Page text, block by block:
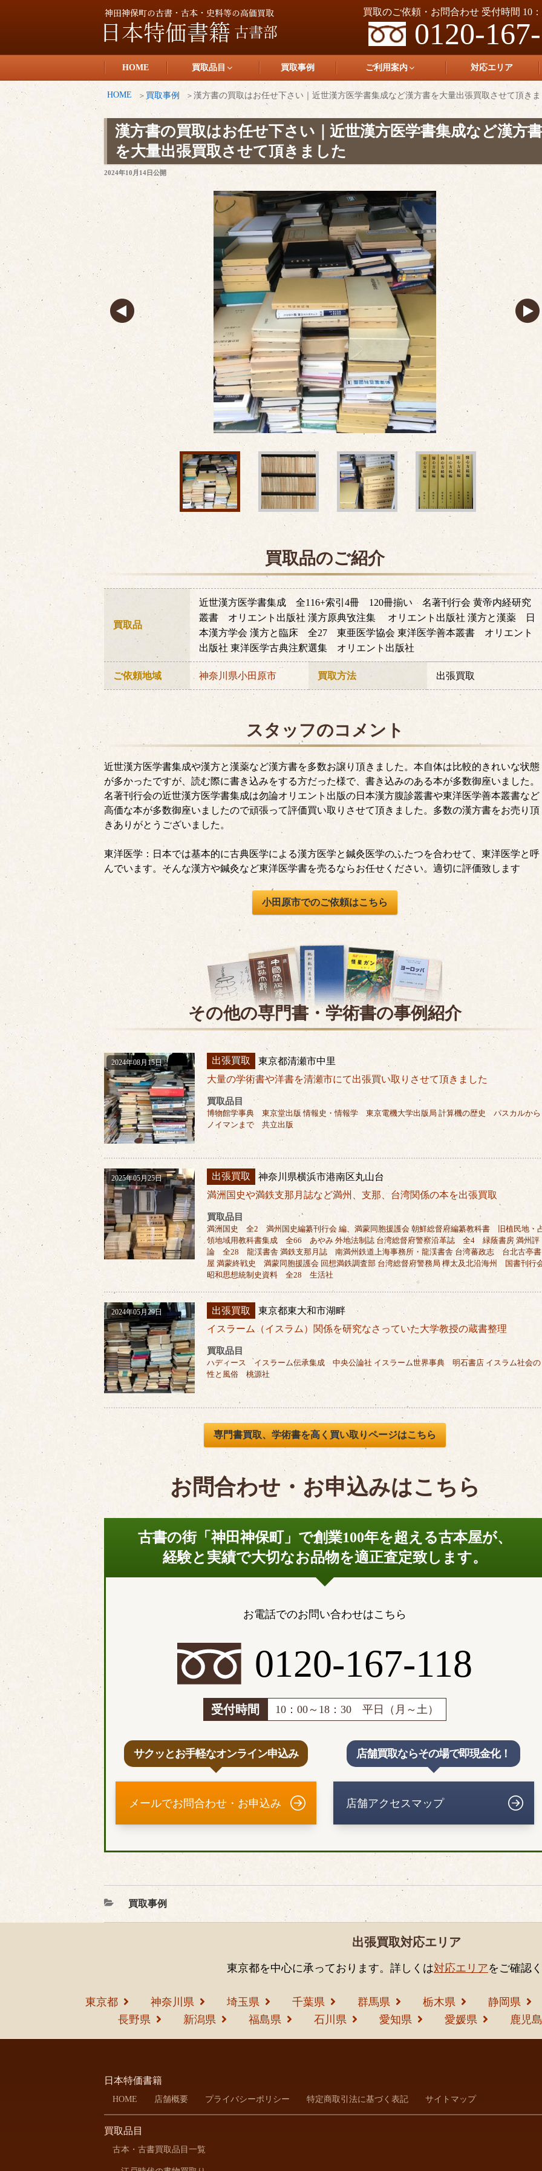
買取のご依頼・お問合わせ 受付時間 10
0120-
日本特価書籍
HOME 買取品目 買取事例 ご利用案内 対応エリア
HOME 買取事例 漢方書の買取はお任せ下さい｜近世漢方医学書集成など漢方書を大量出張買取させて頂き
漢方書の買取はお任せ下さい｜近世漢方医学書集成など漢方書
を大量出張買取させて頂きました
投
2024年10月14日公開
買取品のご紹介
買取品
近世漢方医学書集成 全116+索引4冊 120冊揃い 名著刊行会 黄帝内経研究
叢書 オリエント出版社 漢方原典攷注集 オリエント出版社 漢方と漢薬 日
本漢方学会 漢方と臨床 全27 東亜医学協会 東洋医学善本叢書 オリエント
出版社 東洋医学古典注釈選集 オリエント出版社
ご依頼地域 神奈川県小田原市 買取方法 出張買取
スタッフのコメント
近世漢方医学書集成や漢方と漢薬など漢方書を多数お譲り頂きました。本自体は比較的きれいな状態
が多かったですが、読む際に書き込みをする方だった様で、書き込みのある本が多数御座いました。
名著刊行会の近世漢方医学書集成は勿論オリエント出版の日本漢方腹診叢書や東洋医学善本叢書など
高価な本が多数御座いましたので頑張って評価買い取りさせて頂きました。多数の漢方書をお売り頂
きありがとうございました。
東洋医学： 日本では基本的に古典医学による漢方医学と鍼灸医学のふたつを合わせて、東洋医学と呼
んでいます。そんな漢方や鍼灸など東洋医学書を売るならお任せください。適切に評価致します
小田原市でのご依頼はこちら
その他の専門書・学術書の事例紹介
2024年08月15日 出張買取
東京都清瀬市中里
大量の学術書や洋書を清瀬市にて出張買い取りさせて頂きました
買取品目
博物館学事典 東京堂出版 情報史・情報学 東京電機大学出版局 計算機の歴史 パスカルから
ノイマンまで 共立出版
2025年05月25日 出張買取
神奈川県横浜市港南区丸山台
満洲国史や満鉄支那月誌など満州、支那、台湾関係の本を出張買取
買取品目
満洲国史 全2 満州国史編纂刊行会 編、満蒙同胞援護会 朝鮮総督府編纂教科書 旧植民地・
領地域用教科書集成 全66 あやみ 外地法制誌 台湾総督府警察沿革誌 全4 緑蔭書房 満州評
論 全28 龍渓書舎 満鉄支那月誌 南満州鉄道上海事務所・龍渓書舎 台湾蕃政志 台北古亭書
屋 満蒙終戦史 満蒙同胞援護会 回想満鉄調査部 台湾総督府警務局 樺太及北沿海州 国書刊行
昭和思想統制史資料 全28 生活社
2024年05月29日 出張買取
東京都東大和市湖畔
イスラーム（イスラム）関係を研究なさっていた大学教授の蔵書整理
買取品目
ハディース イスラーム伝承集成 中央公論社 イスラーム世界事典 明石書店 イスラム社会の
性と風俗 桃源社
専門書買取、学術書を高く買い取りページはこちら
お問合わせ・お申込みはこちら
古書の街「神田神保町」で創業100年を超える古本屋が、
経験と実績で大切なお品物を適正査定致します。
お電話でのお問い合わせはこちら
0120-167-118
受付時間 10：00～18：30 平日（月～土）
サクッとお手軽なオンライン申込み
メールでお問合わせ・お申込み
店舗買取ならその場で即現金化！
店舗アクセスマップ
カ
買取事例
出張買取対応エリア
東京都を中心に承っております。詳しくは対応エリアをご確認
東京都 神奈川県 埼玉県 千葉県 群馬県 栃木県
静岡県
長野県
新潟県 福島県 石川県 愛知県 愛媛県 鹿児
日本特価書籍
HOME 店舗概要 プライバシーポリシー 特定商取引法に基づく表記 サイトマップ
買取品目
古本・古書買取品目一覧